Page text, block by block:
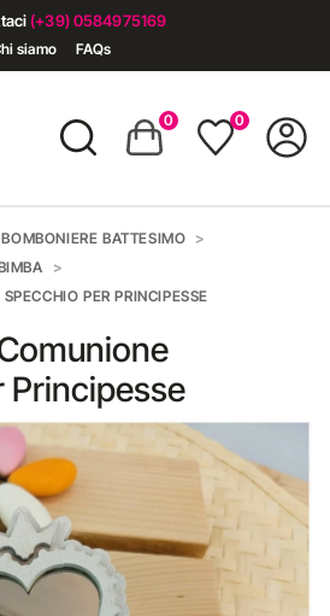
(+39) 0584975169
siamo FAQs
0 0
BOMBONIERE BATTESIMO
PER PRINCIPESSE
Principesse